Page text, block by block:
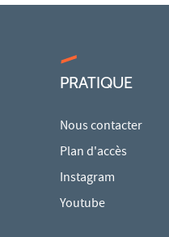
PRATIQUE
Nous contacter
Plan d'accès
Instagram
Youtube